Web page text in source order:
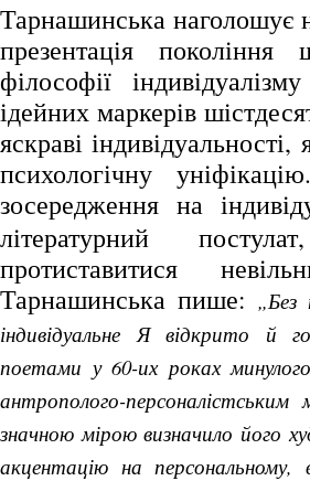
Тарнашинська наголошує
презентація покоління
філософії
ідейних маркерів
яскраві
психологічну
зосередження на
літературний
протиставитися
Тарнашинська пише: „Без
індивідуальне Я відкрито й
поетами у 60-их роках
антрополого-
значною мірою визначило його
акцентацію на персональному,